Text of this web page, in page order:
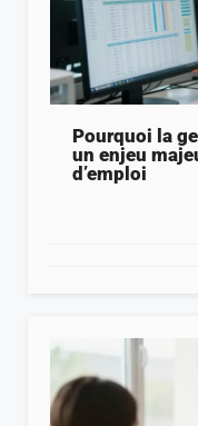
Pourquoi la
un enjeu
d’emploi